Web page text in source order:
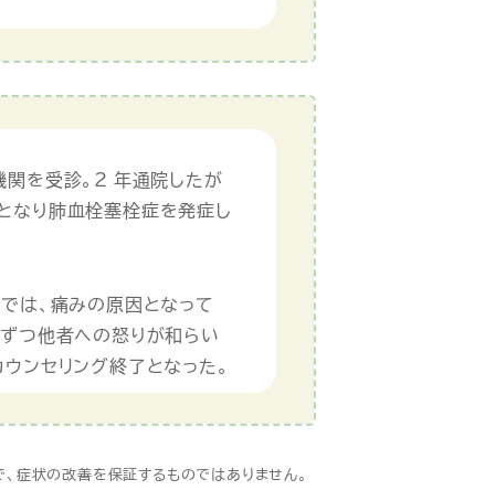
関を受診。2 年通院したが
なり肺血栓塞栓症を発症し
は、痛みの原因となって
つ他者への怒りが和らい
ンセリング終了となった。
状の改善を保証するものではありません。